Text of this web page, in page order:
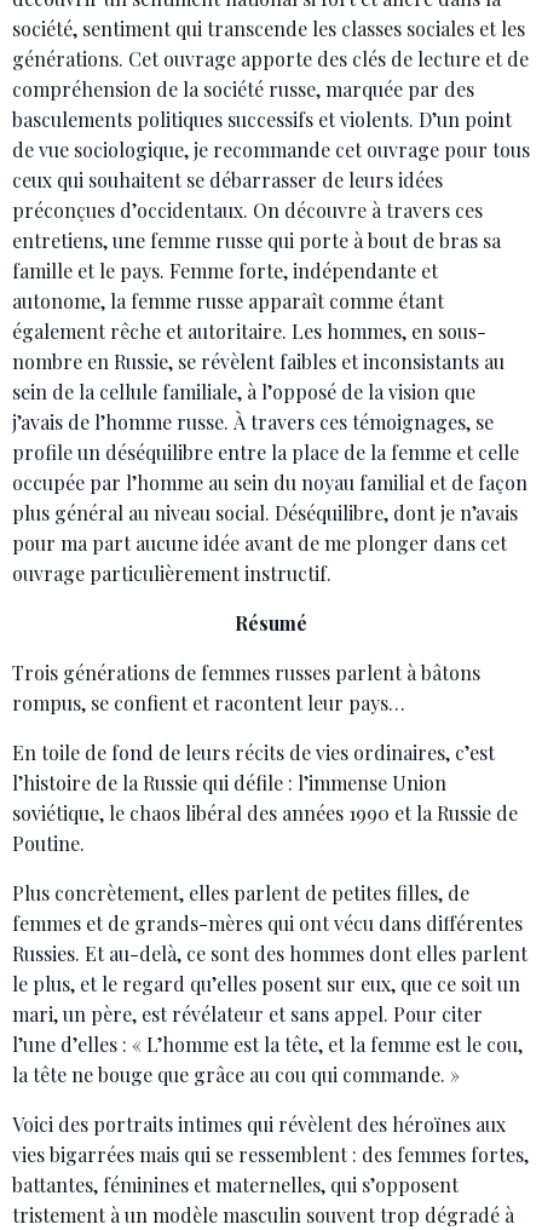
société, sentiment qui transcende les classes sociales et les
générations. Cet ouvrage apporte des clés de lecture et de
compréhension de la société russe, marquée par des
basculements politiques successifs et violents. D’un point
de vue sociologique, je recommande cet ouvrage pour tous
ceux qui souhaitent se débarrasser de leurs idées
préconçues d’occidentaux. On découvre à travers ces
entretiens, une femme russe qui porte à bout de bras sa
famille et le pays. Femme forte, indépendante et
autonome, la femme russe apparaît comme étant
également rêche et autoritaire. Les hommes, en sous-
nombre en Russie, se révèlent faibles et inconsistants au
sein de la cellule familiale, à l’opposé de la vision que
j’avais de l’homme russe. À travers ces témoignages, se
profile un déséquilibre entre la place de la femme et celle
occupée par l’homme au sein du noyau familial et de façon
plus général au niveau social. Déséquilibre, dont je n’avais
pour ma part aucune idée avant de me plonger dans cet
ouvrage particulièrement instructif.
Résumé
Trois générations de femmes russes parlent à bâtons
rompus, se confient et racontent leur pays…
En toile de fond de leurs récits de vies ordinaires, c’est
l’histoire de la Russie qui défile : l’immense Union
soviétique, le chaos libéral des années 1990 et la Russie de
Poutine.
Plus concrètement, elles parlent de petites filles, de
femmes et de grands-mères qui ont vécu dans différentes
Russies. Et au-delà, ce sont des hommes dont elles parlent
le plus, et le regard qu’elles posent sur eux, que ce soit un
mari, un père, est révélateur et sans appel. Pour citer
l’une d’elles : « L’homme est la tête, et la femme est le cou,
la tête ne bouge que grâce au cou qui commande. »
Voici des portraits intimes qui révèlent des héroïnes aux
vies bigarrées mais qui se ressemblent : des femmes fortes,
battantes, féminines et maternelles, qui s’opposent
tristement à un modèle masculin souvent trop dégradé à